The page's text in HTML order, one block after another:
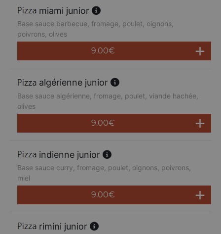
miami junior
Base sauce barbecue, fromage, poulet, oignons,
poivrons, olives
9.00€
algérienne junior
Base sauce algérienne, fromage, poulet, viande hachée,
olives
9.00€
indienne junior
Base sauce curry, fromage, poulet, oignons, poivrons,
miel
9.00€
rimini junior